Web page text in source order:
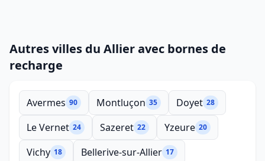
Autres villes du Allier avec bornes de
recharge
Avermes 90 Montluçon 35 Doyet 28
Le Vernet 24 Sazeret 22 Yzeure 20
Vichy 18 Bellerive-sur-Allier 17